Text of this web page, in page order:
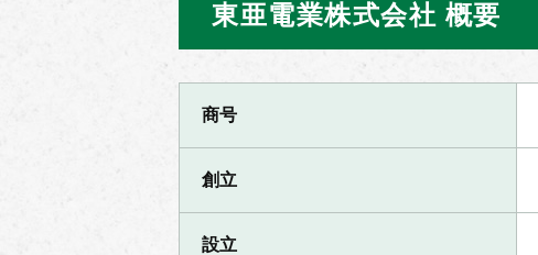
東亜電業株式会社 概要
商号
創立
設立